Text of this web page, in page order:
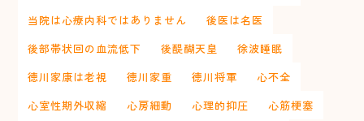
当院は心療内科ではありません
後医は名医
後部帯状回の血流低下
後醍醐天皇
徐波睡眠
徳川家康は老視
徳川家重 徳川将軍
心不全
心室性期外収縮
心房細動 心理的抑圧
心筋梗塞